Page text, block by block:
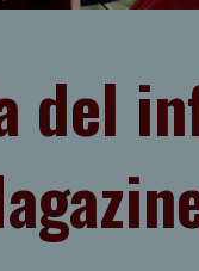
del